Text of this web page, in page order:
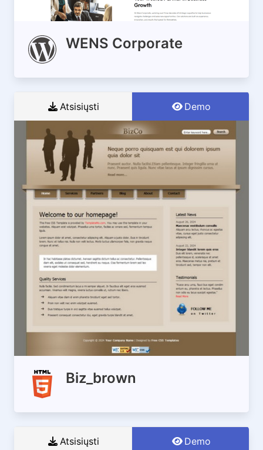
WENS Corporate
Atsisiųsti Demo
Biz_brown
Atsisiųsti Demo